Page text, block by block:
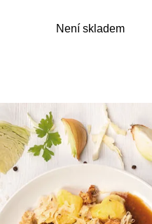
Není skladem